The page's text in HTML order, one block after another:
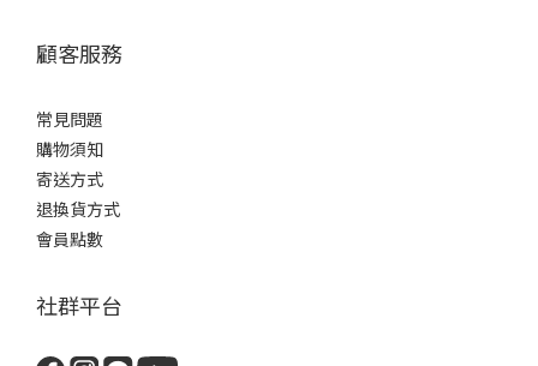
顧客服務
常見問題
購物須知
寄送方式
退換貨方式
會員點數
社群平台